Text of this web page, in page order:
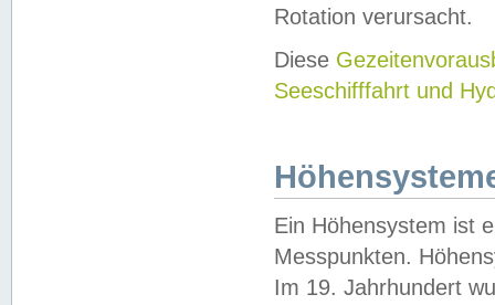
Rotation verursacht.
Diese
Seeschifffahrt und
Ein Höhensystem ist
Messpunkten.
Im 19. Jahrhundert